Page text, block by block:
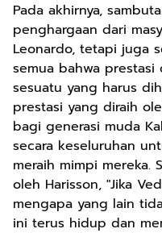
Pada akhirnya,
penghargaan dari
Leonardo, tetapi juga
semua bahwa
sesuatu yang harus
prestasi yang diraih
bagi generasi muda
secara keseluruhan
meraih mimpi mereka.
oleh Harisson, "Jika
mengapa yang lain
ini terus hidup dan